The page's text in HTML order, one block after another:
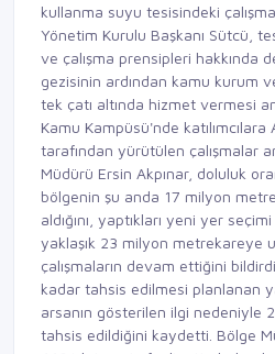
kullanma suyu tesisindeki
Yönetim Kurulu Başkanı Sütcü,
ve çalışma prensipleri hakkında
gezisinin ardından kamu kurum
tek çatı altında hizmet vermesi
Kamu Kampüsü'nde katılımcılara
tarafından yürütülen çalışmalar
Müdürü Ersin Akpınar, doluluk
bölgenin şu anda 17 milyon
aldığını, yaptıkları yeni yer
yaklaşık 23 milyon metrekareye
çalışmaların devam ettiğini
kadar tahsis edilmesi planlanan
arsanın gösterilen ilgi nedeniyle
tahsis edildiğini kaydetti. Bölge